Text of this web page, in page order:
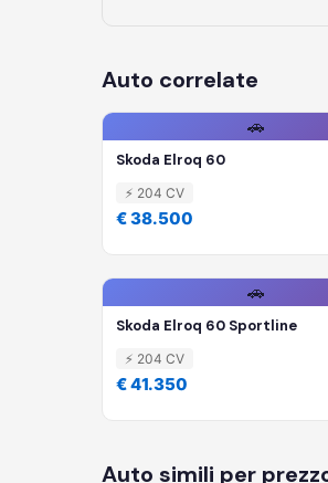
Auto correlate
🚗
Skoda Elroq 60
⚡ 204 CV
€ 38.500
🚗
Skoda Elroq 60 Sportline
⚡ 204 CV
€ 41.350
Auto simili per